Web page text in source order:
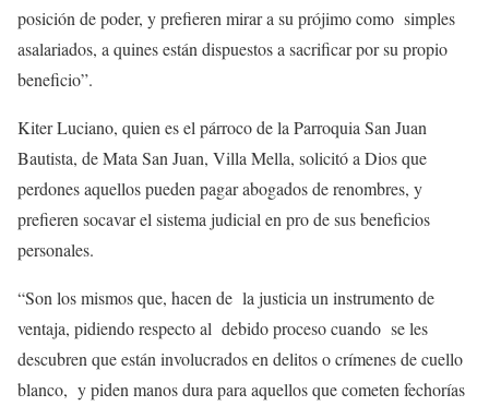
posición de poder, y prefieren mirar a su prójimo como simples
asalariados, a quines están dispuestos a sacrificar por su propio
beneficio”.
Kiter Luciano, quien es el párroco de la Parroquia San Juan
Bautista, de Mata San Juan, Villa Mella, solicitó a Dios que
perdones aquellos pueden pagar abogados de renombres, y
prefieren socavar el sistema judicial en pro de sus beneficios
personales.
“Son los mismos que, hacen de la justicia un instrumento de
ventaja, pidiendo respecto al debido proceso cuando se les
descubren que están involucrados en delitos o crímenes de cuello
blanco, y piden manos dura para aquellos que cometen fechorías